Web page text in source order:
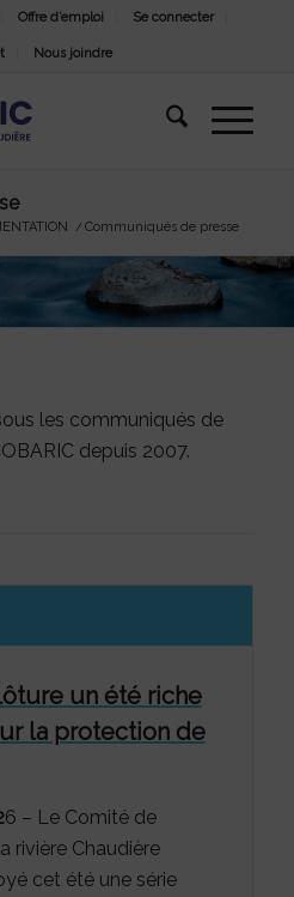
Offre d’emploi Se connecter
Nous joindre
/ Communiqués de presse
les communiqués de
depuis 2007.
un été riche
la protection de
6 – Le Comité de
rivière Chaudière
cet été une série